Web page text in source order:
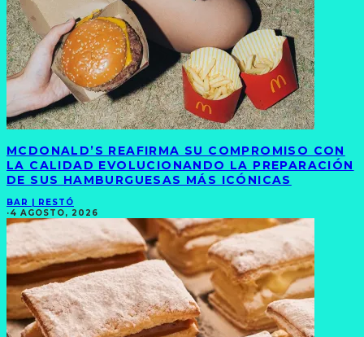
MCDONALD’S REAFIRMA SU COMPROMISO CON
LA CALIDAD EVOLUCIONANDO LA PREPARACIÓN
DE SUS HAMBURGUESAS MÁS ICÓNICAS
BAR | RESTÓ
·4 AGOSTO, 2026